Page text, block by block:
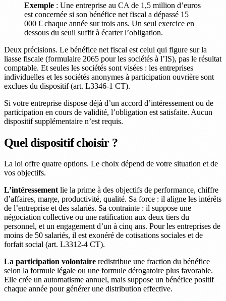
Exemple : Une entreprise au CA de 1,5 million d’euros
est concernée si son bénéfice net fiscal a dépassé 15
000 € chaque année sur trois ans. Un seul exercice en
dessous du seuil suffit à écarter l’obligation.
Deux précisions. Le bénéfice net fiscal est celui qui figure sur la
liasse fiscale (formulaire 2065 pour les sociétés à l’IS), pas le résultat
comptable. Et seules les sociétés sont visées : les entreprises
individuelles et les sociétés anonymes à participation ouvrière sont
exclues du dispositif (art. L3346-1 CT).
Si votre entreprise dispose déjà d’un accord d’intéressement ou de
participation en cours de validité, l’obligation est satisfaite. Aucun
dispositif supplémentaire n’est requis.
Quel dispositif choisir ?
La loi offre quatre options. Le choix dépend de votre situation et de
vos objectifs.
L’intéressementlie la prime à des objectifs de performance, chiffre
d’affaires, marge, productivité, qualité. Sa force : il aligne les intérêts
de l’entreprise et des salariés. Sa contrainte : il suppose une
négociation collective ou une ratification aux deux tiers du
personnel, et un engagement d’un à cinq ans. Pour les entreprises de
moins de 50 salariés, il est exonéré de cotisations sociales et de
forfait social (art. L3312-4 CT).
La participation volontaire redistribue une fraction du bénéfice
selon la formule légale ou une formule dérogatoire plus favorable.
Elle crée un automatisme annuel, mais suppose un bénéfice positif
chaque année pour générer une distribution effective.